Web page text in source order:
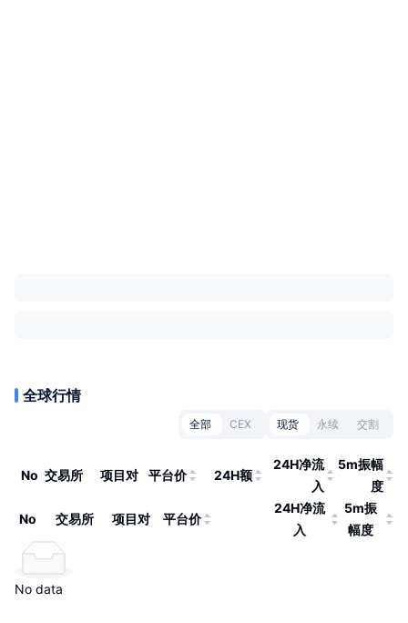
全球行情
全部 CEX 现货 永续 交割
No 交易所 项目对 平台价 24H额
24H净流
入
5m振幅
度
No 交易所 项目对 平台价
24H净流
入
5m振
幅度
No data